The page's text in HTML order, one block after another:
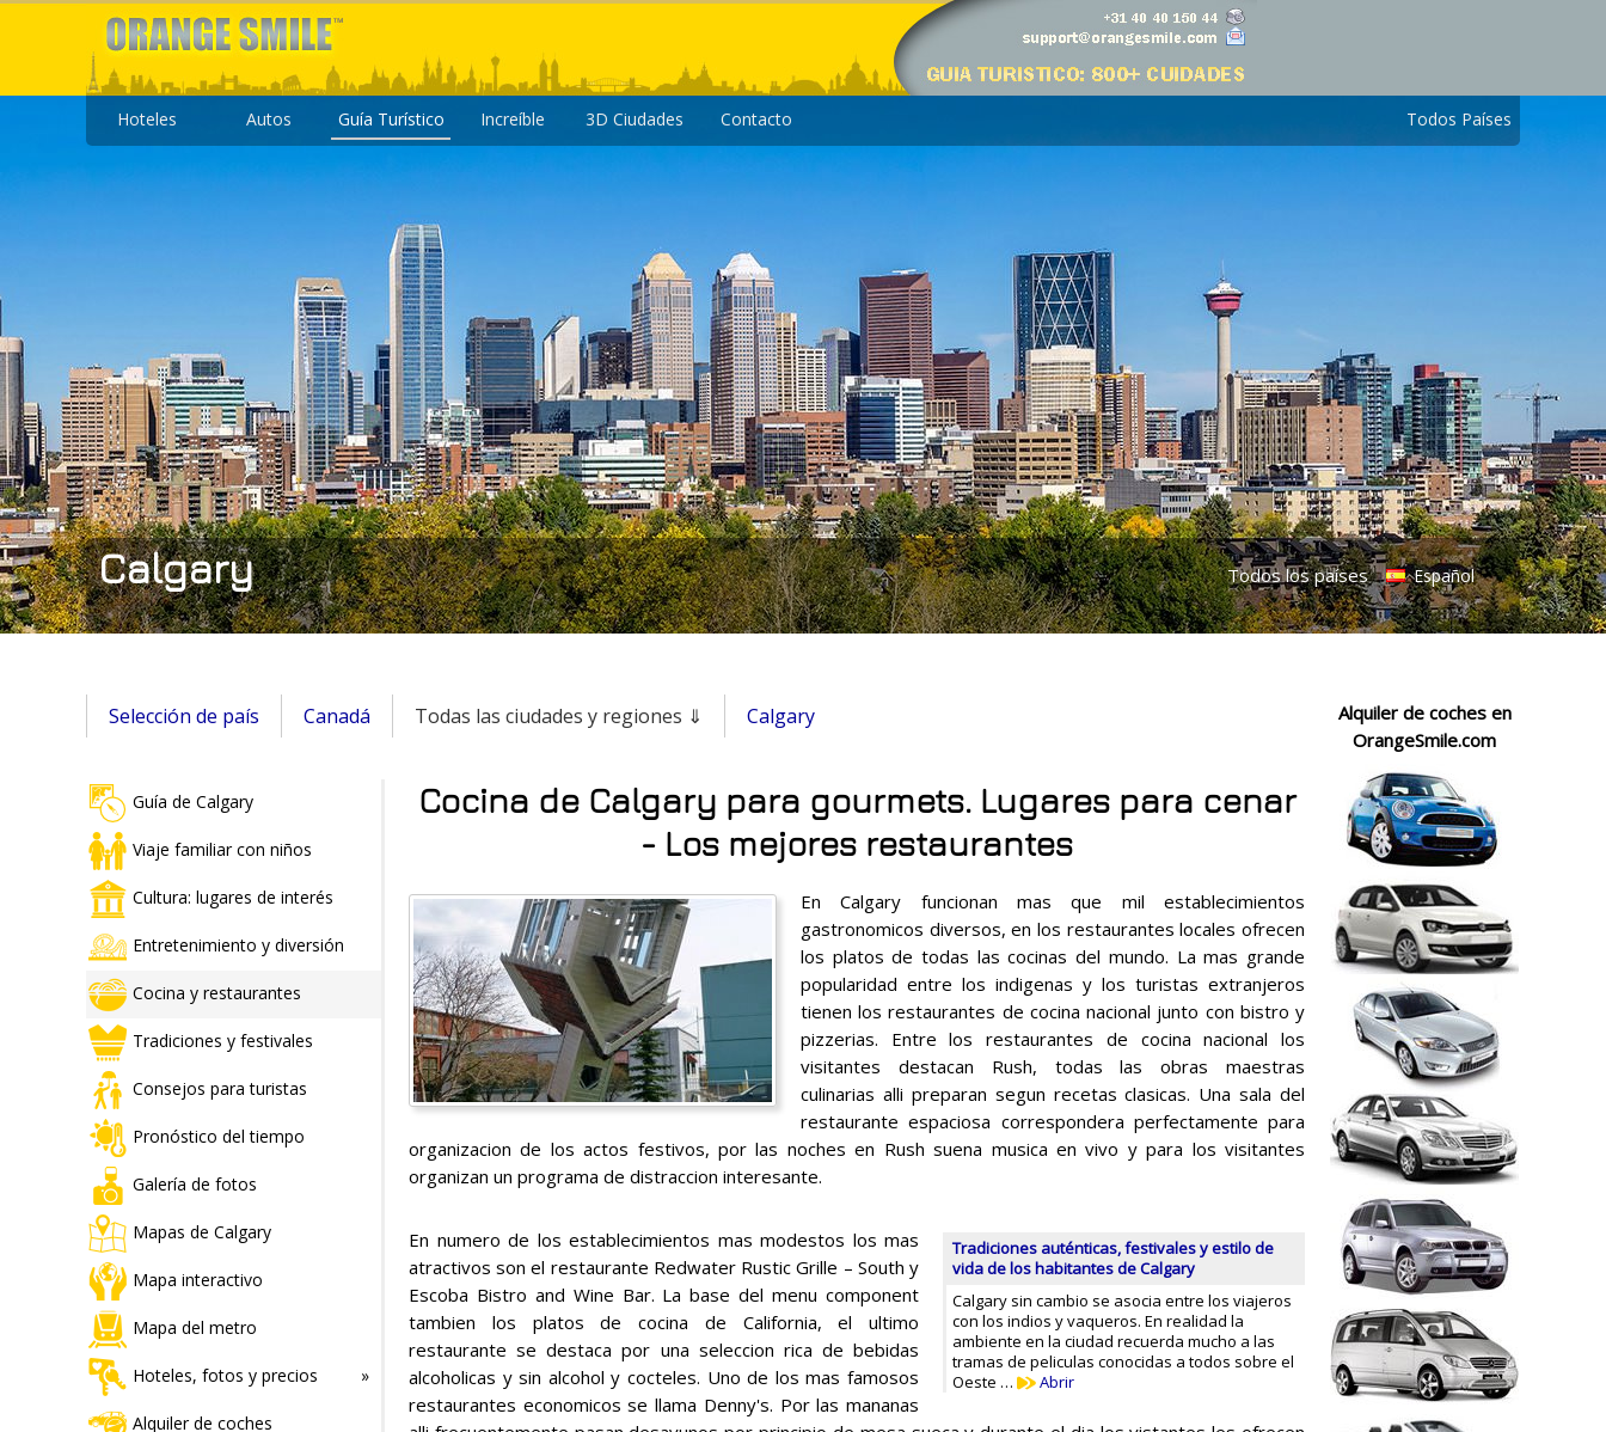
Hoteles Autos Guía Turístico Increíble 3D Ciudades Contacto Todos Países
Calgary Todos los países Español
Selección de país Canadá Todas las ciudades y regiones ⇓ Calgary
Guía de Calgary
Viaje familiar con niños
Cultura: lugares de interés
Entretenimiento y diversión
Cocina y restaurantes
Tradiciones y festivales
Consejos para turistas
Pronóstico del tiempo
Galería de fotos
Mapas de Calgary
Mapa interactivo
Mapa del metro
Hoteles, fotos y precios
Alquiler de coches
Cocina de Calgary para gourmets. Lugares para cenar
- Los mejores restaurantes
En Calgary funcionan mas que mil establecimientos
gastronomicos diversos, en los restaurantes locales ofrecen
los platos de todas las cocinas del mundo. La mas grande
popularidad entre los indigenas y los turistas extranjeros
tienen los restaurantes de cocina nacional junto con bistro y
pizzerias. Entre los restaurantes de cocina nacional los
visitantes destacan Rush, todas las obras maestras
culinarias alli preparan segun recetas clasicas. Una sala del
restaurante espaciosa correspondera perfectamente para
organizacion de los actos festivos, por las noches en Rush suena musica en vivo y para los visitantes
organizan un programa de distraccion interesante.
Tradiciones auténticas, festivales y estilo de
vida de los habitantes de Calgary
Calgary sin cambio se asocia entre los viajeros
con los indios y vaqueros. En realidad la
ambiente en la ciudad recuerda mucho a las
tramas de peliculas conocidas a todos sobre el
Oeste …
Abrir
En numero de los establecimientos mas modestos los mas
atractivos son el restaurante Redwater Rustic Grille – South y
Escoba Bistro and Wine Bar. La base del menu component
tambien los platos de cocina de California, el ultimo
restaurante se destaca por una seleccion rica de bebidas
alcoholicas y sin alcohol y cocteles. Uno de los mas famosos
restaurantes economicos se llama Denny's. Por las mananas
Alquiler de coches en
OrangeSmile.com